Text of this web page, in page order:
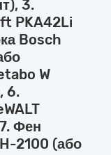
3.
PKA42Li
Bosch
W
6.
Фен
2100 (або